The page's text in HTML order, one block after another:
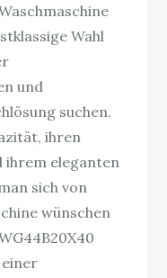
Wahl
und
suchen.
ihren
ihrem eleganten
sich von
wünschen
einer